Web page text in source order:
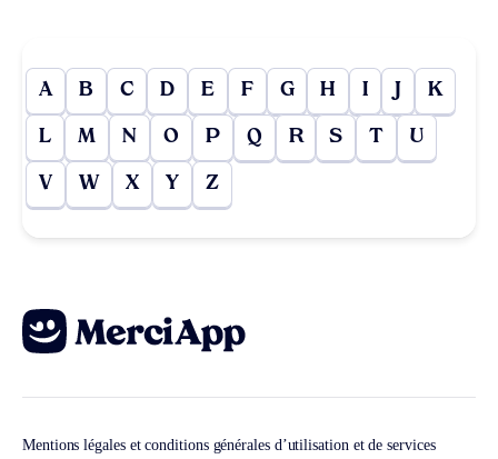
A B C D E F G H I J K
L M N O P Q R S T U
V W X Y Z
Mentions légales et conditions générales d’utilisation et de services